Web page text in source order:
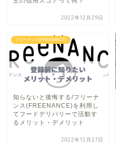
2022年12月29日
フリーナンス(FREENANCE)
知らないと後悔する/フリーナ
ンス(FREENANCE)を利用し
てフードデリバリーで活動す
るメリット・デメリット
2022年12月27日